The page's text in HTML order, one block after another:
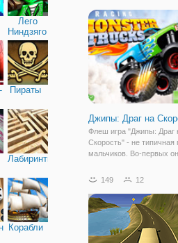
Лего
Ниндзяго
Пираты
Лабиринты
Корабли
местность состоит из
многочисленных
Джипы: Драг на
Флеш игра "Джипы: Драг
Скорость" - не типичная
мальчиков. Во-первых
Вместо привычных
использовать мышь и
по педали,
149 12